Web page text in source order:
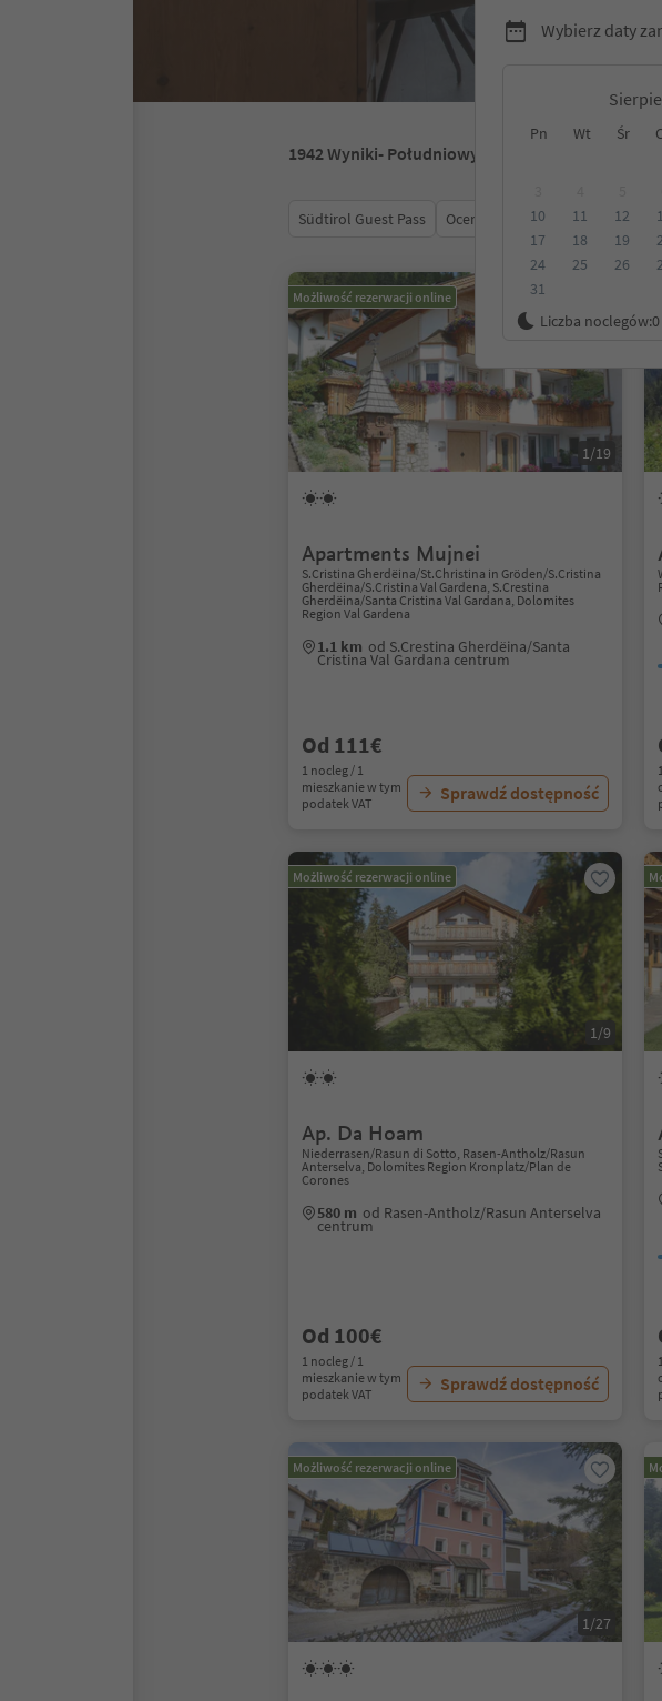
Wybierz daty
Pn Wt Śr
10
11 12
17
18 19
24
25 26
31
Liczba noclegów:0
1942Wyniki- Południowy Tyrol
Südtirol Guest Pass Ocena Kategoria
Możliwość rezerwacji online
1/19
Apartments Mujnei
S.Cristina Gherdëina/St.Christina in Gröden/S.Cristina
Gherdëina/S.Cristina Val Gardena, S.Crestina
Gherdëina/Santa Cristina Val Gardana, Dolomites
Region Val Gardena
1.1 km od S.Crestina Gherdëina/Santa
Cristina Val Gardana centrum
Od 111€
1 nocleg / 1
mieszkanie w tym
podatek VAT
Sprawdź dostępność
Możliwość rezerwacji online
1/9
Ap. Da Hoam
Niederrasen/Rasun di Sotto, Rasen-Antholz/Rasun
Anterselva, Dolomites Region Kronplatz/Plan de
Corones
580 m od Rasen-Antholz/Rasun Anterselva
centrum
Od 100€
1 nocleg / 1
mieszkanie w tym
podatek VAT
Sprawdź dostępność
Możliwość rezerwacji online
1/27